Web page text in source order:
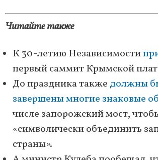
Читайте также
К 30-летию Независимости
первый саммит Крымской
До праздника такжедолжны
завершены многие знаковые
числе запорожский мост,
«символически объединить
страны».